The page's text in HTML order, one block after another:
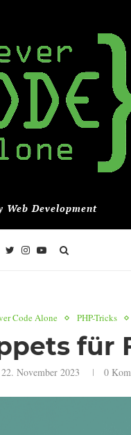
Web Development
Code Alone PHP-Tricks
für
22. November 2023 0